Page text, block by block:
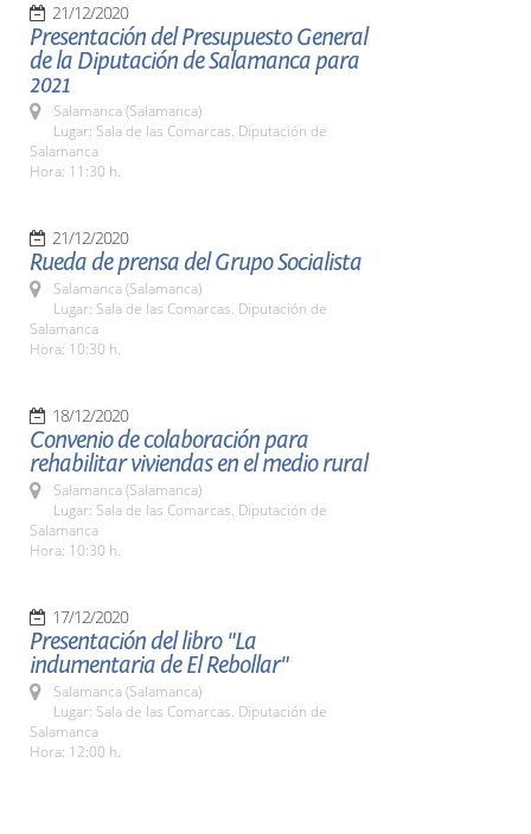
21/12/2020
Presentación del Presupuesto General
de la Diputación de Salamanca para
2021
Salamanca (Salamanca)
Lugar: Sala de las Comarcas. Diputación de
Salamanca
Hora: 11:30 h.
21/12/2020
Rueda de prensa del Grupo Socialista
Salamanca (Salamanca)
Lugar: Sala de las Comarcas. Diputación de
Salamanca
Hora: 10:30 h.
18/12/2020
Convenio de colaboración para
rehabilitar viviendas en el medio rural
Salamanca (Salamanca)
Lugar: Sala de las Comarcas. Diputación de
Salamanca
Hora: 10:30 h.
17/12/2020
Presentación del libro "La
indumentaria de El Rebollar"
Salamanca (Salamanca)
Lugar: Sala de las Comarcas. Diputación de
Salamanca
Hora: 12:00 h.